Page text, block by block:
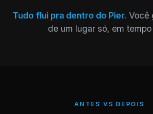
Tudo flui pra dentro do Pier. Você
de um lugar só, em tempo
ANTES VS DEPOIS